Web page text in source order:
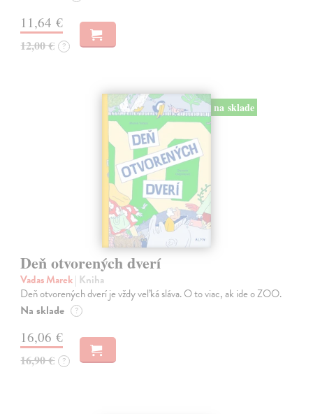
11,64 €
12,00 € ?
na sklade
Deň otvorených dverí
Vadas Marek| Kniha
Deň otvorených dverí je vždy veľká sláva. O to viac, ak ide o ZOO.
Na sklade ?
16,06 €
16,90 € ?